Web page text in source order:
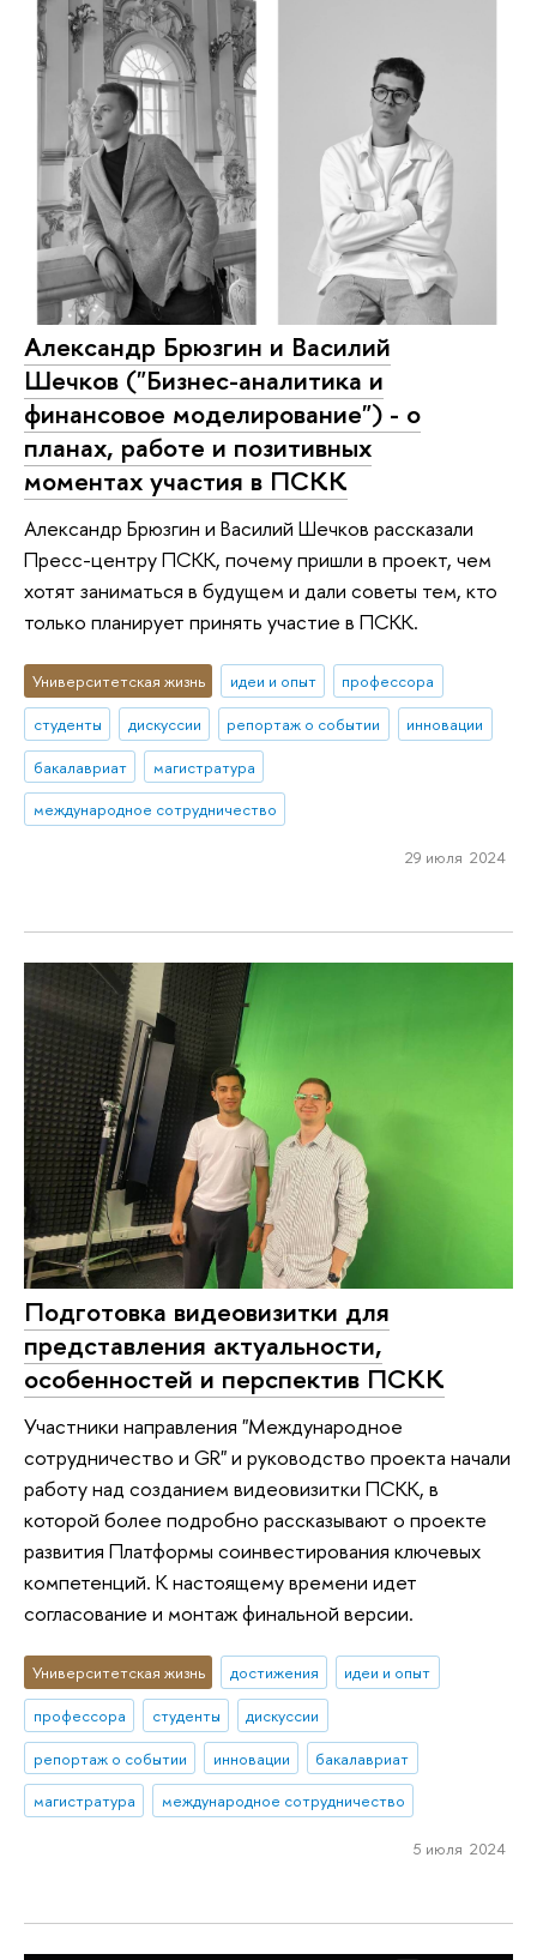
Александр Брюзгин и Василий
Шечков ("Бизнес-аналитика и
финансовое моделирование") - о
планах, работе и позитивных
моментах участия в ПСКК
Александр Брюзгин и Василий Шечков рассказали
Пресс-центру ПСКК, почему пришли в проект, чем
хотят заниматься в будущем и дали советы тем, кто
только планирует принять участие в ПСКК.
Университетская жизнь идеи и опыт
профессора
студенты
дискуссии репортаж о событии
инновации
бакалавриат
магистратура
международное сотрудничество
29 июля 2024
Подготовка видеовизитки для
представления актуальности,
особенностей и перспектив ПСКК
Участники направления "Международное
сотрудничество и GR" и руководство проекта начали
работу над созданием видеовизитки ПСКК, в
которой более подробно рассказывают о проекте
развития Платформы соинвестирования ключевых
компетенций. К настоящему времени идет
согласование и монтаж финальной версии.
Университетская жизнь достижения
идеи и опыт
профессора
студенты
дискуссии
репортаж о событии
инновации
бакалавриат
магистратура
международное сотрудничество
5 июля 2024